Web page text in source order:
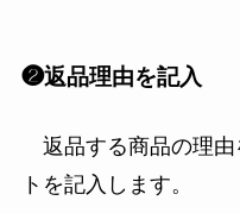
❷返品理由を記入
返品する商品の理由
トを記入します。